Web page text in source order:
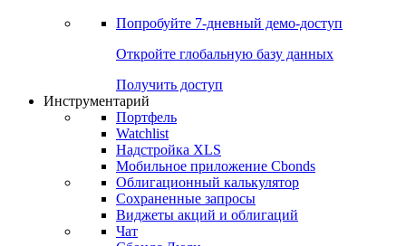
Прогнозы
Консенсусы
Попробуйте7-дневный
Откройте глобальную базу данных
Получить доступ
Инструментарий
Портфель
Watchlist
Надстройка XLS
Мобильное приложение Cbonds